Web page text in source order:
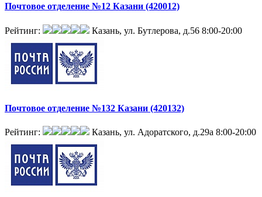
Почтовое отделение №12 Казани (420012)
Рейтинг: Казань, ул. Бутлерова, д.56 8:00-20:00
Почтовое отделение №132 Казани (420132)
Рейтинг: Казань, ул. Адоратского, д.29а 8:00-20:00